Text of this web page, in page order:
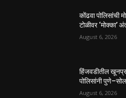
कोंढवा पोलिसांची
टोळीवर ‘मोक्का’
August 6, 2026
हिंजवडीतील
पोलिसांनी
August 6, 2026